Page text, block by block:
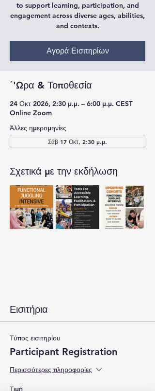
to support learning, participation, and
engagement across diverse ages, abilities,
and contexts.
Αγορά Εισιτηρίων
΄'Ωρα & Τοποθεσία
24 Οκτ 2026, 2:30 μ.μ. – 6:00 μ.μ. CEST
Online Zoom
Άλλες ημερομηνίες
Σάβ 17 Οκτ, 2:30 μ.μ.
Σχετικά με την εκδήλωση
Εισιτήρια
Τύπος εισιτηρίου
Participant Registration
Περισσότερες πληροφορίες
Τιμή